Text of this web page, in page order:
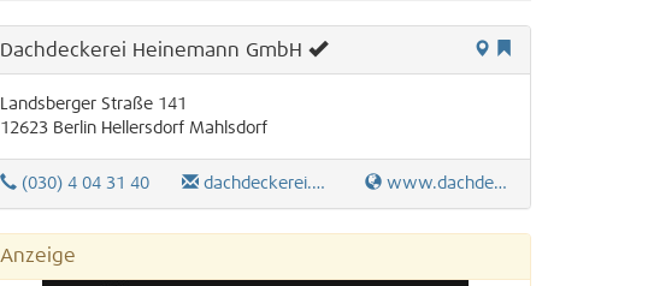
Dachdeckerei Heinemann GmbH
Landsberger Straße 141
12623 Berlin HellersdorfMahlsdorf
(030) 4 04 31 40 dachdeckerei.heinemann@web.de www.dachdeckerei-heinemann.de
Anzeige